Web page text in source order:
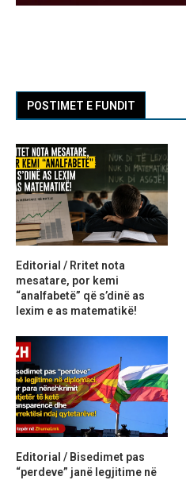
POSTIMET E FUNDIT
Editorial / Rritet nota
mesatare, por kemi
“analfabetë” që s’dinë as
lexim e as matematikë!
Editorial / Bisedimet pas
“perdeve” janë legjitime në